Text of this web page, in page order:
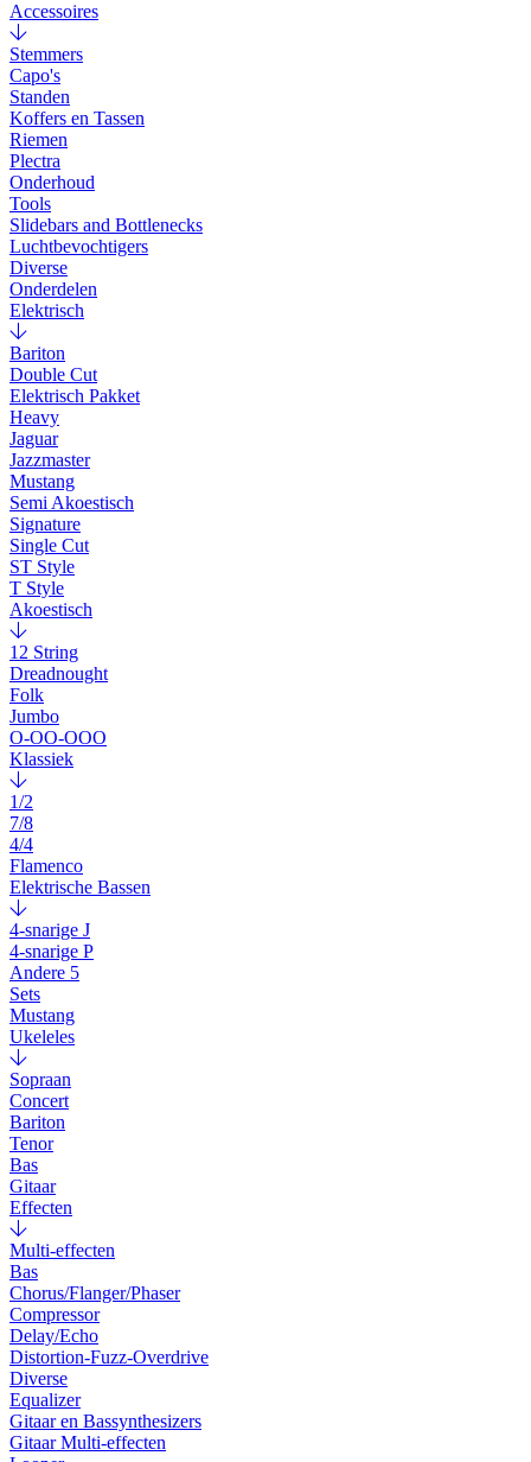
Accessoires
Stemmers
Capo's
Standen
Koffers en Tassen
Riemen
Plectra
Onderhoud
Tools
Slidebars and Bottlenecks
Luchtbevochtigers
Diverse
Onderdelen
Elektrisch
Bariton
Double Cut
Elektrisch Pakket
Heavy
Jaguar
Jazzmaster
Mustang
Semi Akoestisch
Signature
Single Cut
ST Style
T Style
Akoestisch
12 String
Dreadnought
Folk
Jumbo
O-OO-OOO
Klassiek
1/2
7/8
4/4
Flamenco
Elektrische Bassen
4-snarige J
4-snarige P
Andere 5
Sets
Mustang
Ukeleles
Sopraan
Concert
Bariton
Tenor
Bas
Gitaar
Effecten
Multi-effecten
Bas
Chorus/Flanger/Phaser
Compressor
Delay/Echo
Distortion-Fuzz-Overdrive
Diverse
Equalizer
Gitaar en Bassynthesizers
Gitaar Multi-effecten